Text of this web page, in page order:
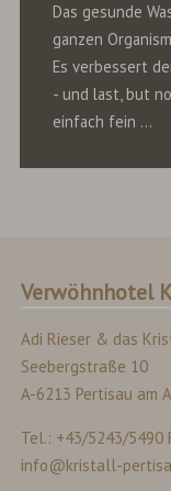
Das gesunde
ganzen
Es verbessert
- und last, but
einfach fein ...
Verwöhnhotel
Adi Rieser & das
Seebergstraße 10
A-6213 Pertisau am
Tel.: +43/5243/5490
info@kristall-